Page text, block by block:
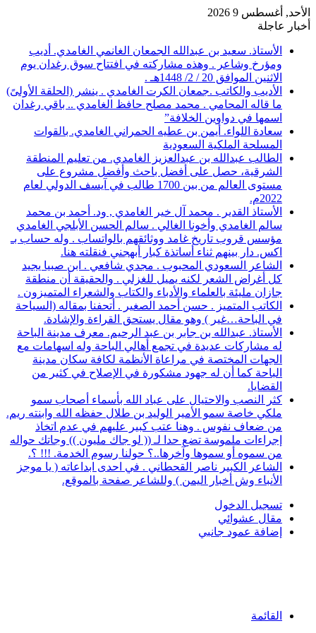
الأحد, أغسطس 9 2026
أخبار عاجلة
الأستاذ. سعيد بن عبدالله الجمعان الغانمي الغامدي. أديب
ومؤرخ وشاعر . وهذه مشاركته في افتتاح سوق رغدان يوم
الاثنين الموافق 20 / 2/ 1448هـ .
الأديب والكاتب .جمعان الكرت الغامدي . ينشر (الحلقة الأولىً)
ما قاله المحامي . محمد مصلح حافظ الغامدي .. باقي رغدان
اسمها في دواوين الخلافة”
سعادة اللواء. أيمن بن عطيه الحمراني الغامدي. بالقوات
المسلحة الملكية السعودية
الطالب عبدالله بن عبدالعزيز الغامدي. من تعليم المنطقة
الشرقية، حصل على أفضل باحث وأفضل مشروع على
مستوى العالم من بين 1700 طالب في آيسف الدولي لعام
2022م.
الأستاذ القدير . محمد آل خير الغامدي , ود. أحمد بن محمد
سالم الغامدي وأخونا الغالي . سالم الحسن الأبلجي الغامدي
مؤسس قروب تاريخ غامد ووثائقهم بالواتساب . وله حساب بـ
اكس. دار بينهم ثناء أساتذة كبار أبهجني فنقلته هنا.
الشاعر السعودي المحبوب . مجدي شافعي . ابن صبيا يجيد
كل أغراض الشعر لكنه يميل للغزلي . والحقيقة أن منطقة
جازان مليئة بالعلماء والأدباء والكتاب والشعراء المتميزون .
الكاتب المتميز . حسن أحمد الصغير . أتحفنا بمقاله (السياحة
في الباحة…غير ) وهو مقال يستحق القراءة والإشادة.
الأستاذ. عبدالله بن جابر بن عبد الرحيم. معرف مدينة الباحة
له مشاركات عديدة في تجمع أهالي الباحة وله اسهامات مع
الجهات المختصة في مراعاة الأنظمة لكافة سكان مدينة
الباحة كما أن له جهود مشكورة في الإصلاح في كثير من
القضايا.
كثر النصب والاحتيال على عباد الله بأسماء أصحاب سمو
ملكي خاصة سمو الأمير الوليد بن طلال حفظه الله وابنته ريم.
من ضعاف نفوس . وهنا عتب كبير عليهم في عدم اتخاذ
إجراءات ملموسة تضع حدا لـ (( لو جاك مليون )) وجاتك حواله
من سموه أو سموها وآخرها..؟ حولنا رسوم الخدمة. !!! ؟.
الشاعر الكبير ناصر القحطاني . في احدى ابداعاته ( يا موجز
الأنباء وش أخبار اليمن ) وللشاعر صفحة بالموقع.
تسجيل الدخول
مقال عشوائي
إضافة عمود جانبي
القائمة